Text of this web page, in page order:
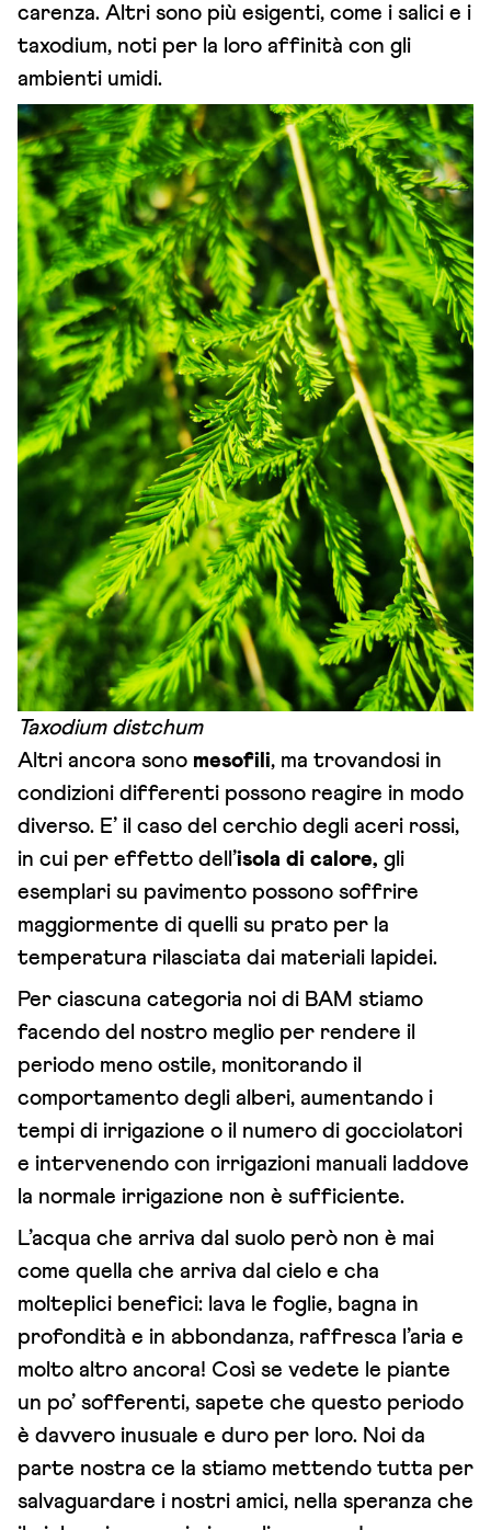
carenza. Altri sono più esigenti, come i salici e i
taxodium, noti per la loro affinità con gli
ambienti umidi.
Taxodium distchum
Altri ancora sono mesofili, ma trovandosi in
condizioni differenti possono reagire in modo
diverso. E’ il caso del cerchio degli aceri rossi,
in cui per effetto dell’isola di calore, gli
esemplari su pavimento possono soffrire
maggiormente di quelli su prato per la
temperatura rilasciata dai materiali lapidei.
Per ciascuna categoria noi di BAM stiamo
facendo del nostro meglio per rendere il
periodo meno ostile, monitorando il
comportamento degli alberi, aumentando i
tempi di irrigazione o il numero di gocciolatori
e intervenendo con irrigazioni manuali laddove
la normale irrigazione non è sufficiente.
L’acqua che arriva dal suolo però non è mai
come quella che arriva dal cielo e cha
molteplici benefici: lava le foglie, bagna in
profondità e in abbondanza, raffresca l’aria e
molto altro ancora! Così se vedete le piante
un po’ sofferenti, sapete che questo periodo
è davvero inusuale e duro per loro. Noi da
parte nostra ce la stiamo mettendo tutta per
salvaguardare i nostri amici, nella speranza che